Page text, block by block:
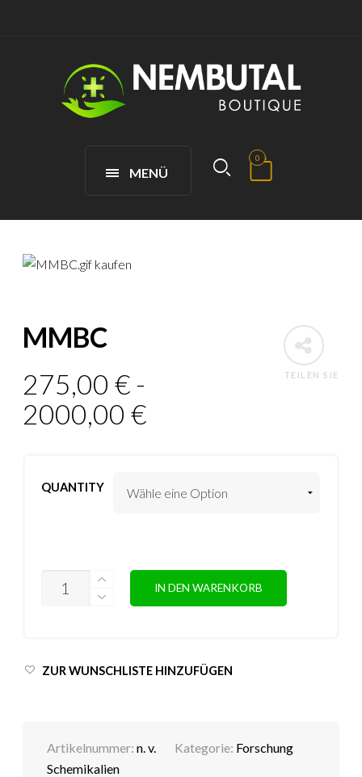
MENÜ
0
TEILEN SIE
MMBC
275,00€ -
2000,00€
QUANTITY
IN DEN WARENKORB
ZUR WUNSCHLISTE HINZUFÜGEN
Artikelnummer:n. v. Kategorie: Forschung
Schemikalien